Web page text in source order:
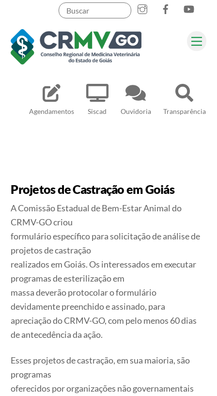
content
Agendamentos Siscad Ouvidoria Transparência
Pesquisar
Projetos de Castração em Goiás
A Comissão Estadual de Bem-Estar Animal do
CRMV-GO criou
formulário específico para solicitação de análise de
projetos de castração
realizados em Goiás. Os interessados em executar
programas de esterilização em
massa deverão protocolar o formulário
devidamente preenchido e assinado, para
apreciação do CRMV-GO, com pelo menos 60 dias
de antecedência da ação.
Esses projetos de castração, em sua maioria, são
programas
oferecidos por organizações não governamentais